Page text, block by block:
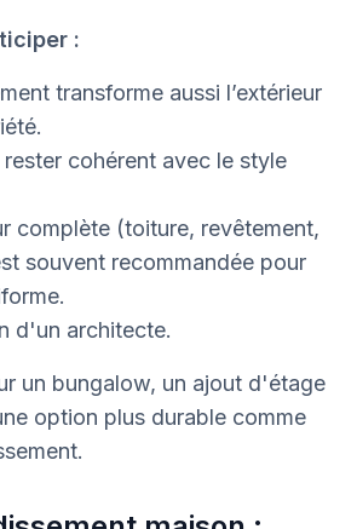
:
transforme aussi l’extérieur
cohérent avec le style
complète (toiture, revêtement,
souvent recommandée pour
d'un architecte.
un bungalow, un ajout d'étage
option plus durable comme